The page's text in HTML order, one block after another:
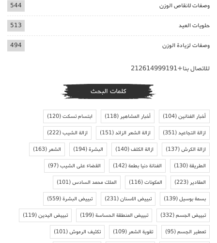
وصفات لانقاص الوزن 544
حلويات العيد 513
وصفات لزيادة الوزن 494
للاتصال بنا+212614999191
كلمات البحث
أخبار الفنانين(104) أخبار المشاهير(118) ابتسام تسكت(120)
ازالة التجاعيد(351) ازالة الشعر الزائد(151) ازالة الشيب(222)
ازالة الكرش(137) ازالة الكلف(140) البشرة(194) الشعر(163)
الطريقة(130) الفنانة دنيا بطمة(142) القضاء على الشيب(97)
المقادير(223) المكونات(116) الملك محمد السادس(101)
بسمة بوسيل(139) تبييض الاسنان(231) تبييض البشرة(559)
تبييض الجسم(332) تبييض المنطقة الحساسة(199) تبييض اليدين(119)
تعطير الجسم(95) تقوية الشعر(109) تكثيف الرموش(101)